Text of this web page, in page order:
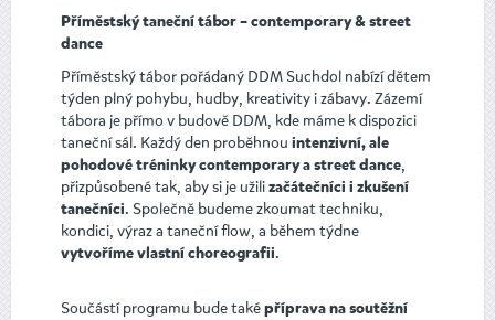
Příměstský taneční tábor – contemporary & street
dance
Příměstský tábor pořádaný DDM Suchdol nabízí dětem
týden plný pohybu, hudby, kreativity i zábavy. Zázemí
tábora je přímo v budově DDM, kde máme k dispozici
taneční sál. Každý den proběhnou intenzivní, ale
pohodové tréninky contemporary a street dance,
přizpůsobené tak, aby si je užili začátečníci i zkušení
tanečníci. Společně budeme zkoumat techniku,
kondici, výraz a taneční flow, a během týdne
vytvoříme vlastní choreografii.
Součástí programu bude také příprava na soutěžní